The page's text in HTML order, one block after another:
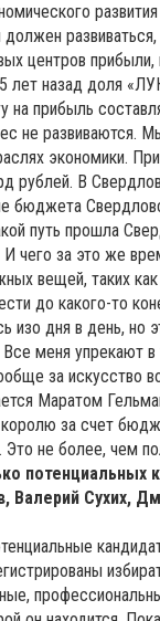
центров
лет назад доля
на прибыль
не развиваются.
экономики.
В
бюджета
путь прошла
чего за это же
вещей, таких
до какого-то
изо дня в день, но
меня упрекают
за искусство
Маратом
за счет
не более, чем
потенциальных
Сухих,